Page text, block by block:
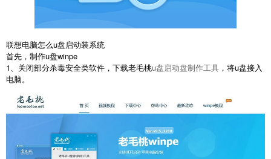
联想电脑怎么u盘启动装系统
首先，制作u盘winpe
1、关闭部分杀毒安全类软件，下载老毛桃u盘启动盘制作工具 ，将u盘接入
电脑。